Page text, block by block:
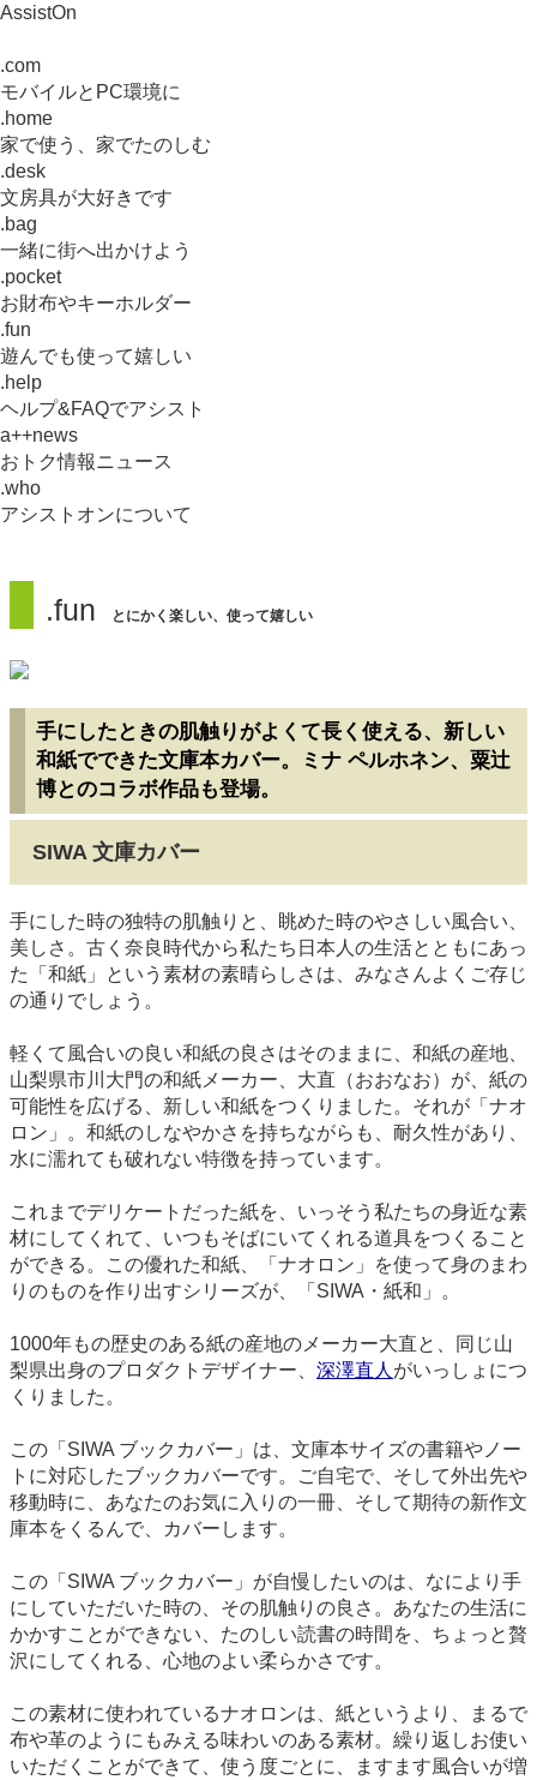
.fun とにかく楽しい、使って嬉しい
手にしたときの肌触りがよくて長く使える、新しい
和紙でできた文庫本カバー。ミナ ペルホネン、粟辻
博とのコラボ作品も登場。
SIWA 文庫カバー
手にした時の独特の肌触りと、眺めた時のやさしい風合い、
美しさ。古く奈良時代から私たち日本人の生活とともにあっ
た「和紙」という素材の素晴らしさは、みなさんよくご存じ
の通りでしょう。
軽くて風合いの良い和紙の良さはそのままに、和紙の産地、
山梨県市川大門の和紙メーカー、大直（おおなお）が、紙の
可能性を広げる、新しい和紙をつくりました。それが「ナオ
ロン」。和紙のしなやかさを持ちながらも、耐久性があり、
水に濡れても破れない特徴を持っています。
これまでデリケートだった紙を、いっそう私たちの身近な素
材にしてくれて、いつもそばにいてくれる道具をつくること
ができる。この優れた和紙、「ナオロン」を使って身のまわ
りのものを作り出すシリーズが、「SIWA・紙和」。
1000年もの歴史のある紙の産地のメーカー大直と、同じ山
梨県出身のプロダクトデザイナー、 深澤直人がいっしょにつ
くりました。
この「SIWA ブックカバー」は、文庫本サイズの書籍やノー
トに対応したブックカバーです。ご自宅で、そして外出先や
移動時に、あなたのお気に入りの一冊、そして期待の新作文
庫本をくるんで、カバーします。
この「SIWA ブックカバー」が自慢したいのは、なにより手
にしていただいた時の、その肌触りの良さ。あなたの生活に
かかすことができない、たのしい読書の時間を、ちょっと贅
沢にしてくれる、心地のよい柔らかさです。
この素材に使われているナオロンは、紙というより、まるで
布や革のようにもみえる味わいのある素材。繰り返しお使い
いただくことができて、使う度ごとに、ますます風合いが増
AssistOn
.com
モバイルとPC環境に
.home
家で使う、家でたのしむ
.desk
文房具が大好きです
.bag
一緒に街へ出かけよう
.pocket
お財布やキーホルダー
.fun
遊んでも使って嬉しい
.help
ヘルプ&FAQでアシスト
a++news
おトク情報ニュース
.who
アシストオンについて